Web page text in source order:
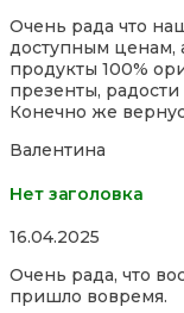
out
of
5
Очень рада что
доступным ценам,
продукты 100%
презенты,
Конечно же
Валентина
Нет заголовка
Rated
out
of
16.04.2025
Очень рада, что
пришло вовремя.